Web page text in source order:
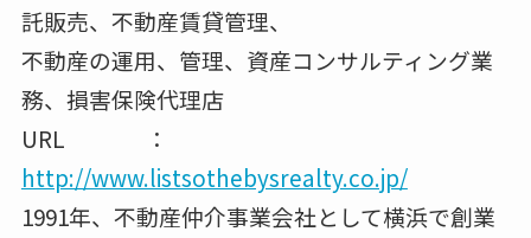
託販売、不動産賃貸管理、
不動産の運用、管理、資産コンサルティング業
務、損害保険代理店
URL ：
http://www.listsothebysrealty.co.jp/
1991年、不動産仲介事業会社として横浜で創業